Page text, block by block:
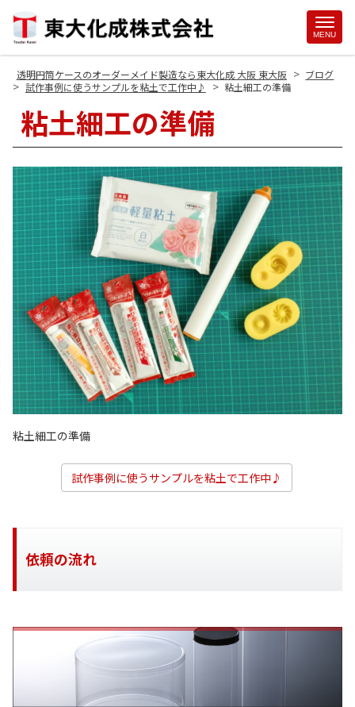
MENU
透明円筒ケースのオーダーメイド製造なら東大化成 大阪 東大阪 > ブログ
> 試作事例に使うサンプルを粘土で工作中♪ > 粘土細工の準備
粘土細工の準備
粘土細工の準備
試作事例に使うサンプルを粘土で工作中♪
依頼の流れ
Site
Footer